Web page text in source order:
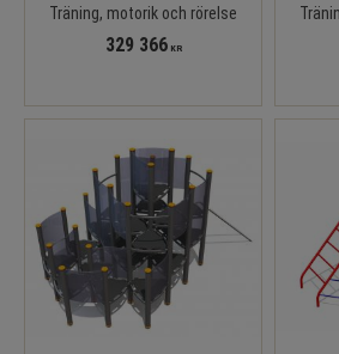
Träning, motorik och rörelse
329 366KR